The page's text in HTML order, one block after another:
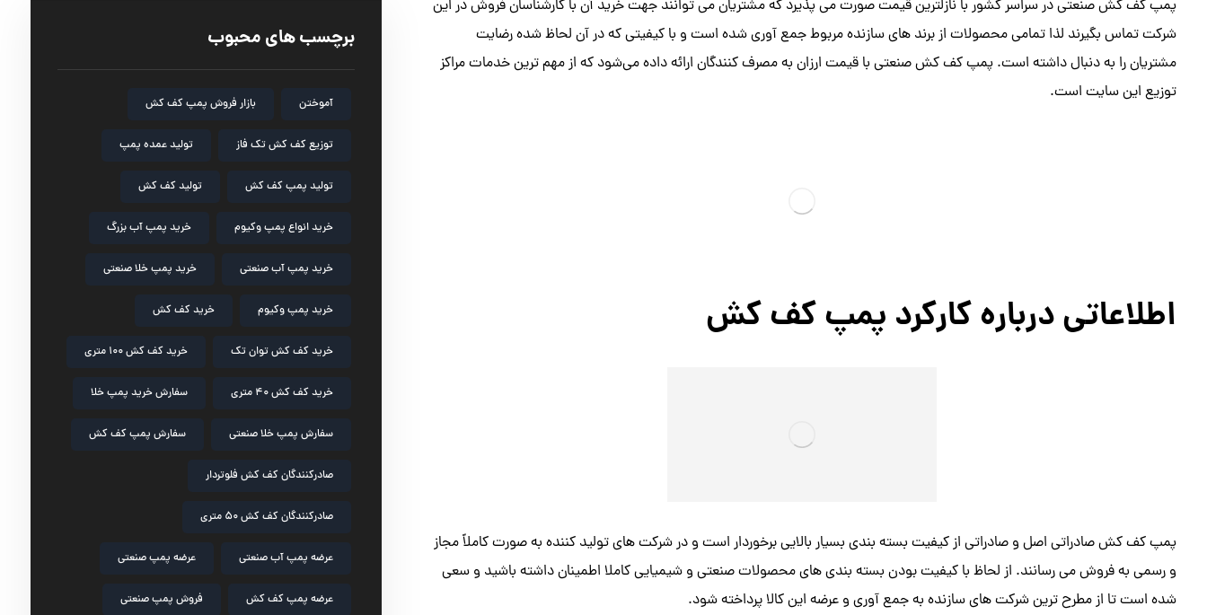
پمپ کف کش صنعتی در سراسر کشور با نازلترین قیمت صورت می پذیرد که مشتریان می توانند جهت خرید آن با کارشناسان فروش در این
شرکت تماس بگیرند لذا تمامی محصولات از برند های سازنده مربوط جمع آوری شده است و با کیفیتی که در آن لحاظ شده رضایت
مشتریان را به دنبال داشته است. پمپ کف کش صنعتی با قیمت ارزان به مصرف کنندگان ارائه داده می‌شود که از مهم ترین خدمات مراکز
توزیع این سایت است.
اطلاعاتی درباره کارکرد پمپ کف کش
پمپ کف کش صادراتی اصل و صادراتی از کیفیت بسته بندی بسیار بالایی برخوردار است و در شرکت های تولید کننده به صورت کاملاً مجاز
و رسمی به فروش می رسانند. از لحاظ با کیفیت بودن بسته بندی های محصولات صنعتی و شیمیایی کاملا اطمینان داشته باشید و سعی
شدهاست تا از مطرح ترین شرکت های سازنده به جمع آوری و عرضه این کالا پرداخته شود.
برچسب های محبوب
آموختن بازار فروش پمپ کف کش
توزیع کف کش تک فاز تولید عمده پمپ
تولید پمپ کف کش تولید کف کش
خرید انواع پمپ وکیوم خرید پمپ آب بزرگ
خرید پمپ آب صنعتی خرید پمپ خلا صنعتی
خرید پمپ وکیوم خرید کف کش
خرید کف کش توان تک خرید کف کش ۱۰۰ متری
خرید کف کش ۴۰ متری سفارش خرید پمپ خلا
سفارش پمپ خلا صنعتی سفارش پمپ کف کش
صادرکنندگان کف کش فلوتردار
صادرکنندگان کف کش ۵۰ متری
عرضه پمپ آب صنعتی عرضه پمپ صنعتی
عرضه پمپ کف کش فروش پمپ صنعتی